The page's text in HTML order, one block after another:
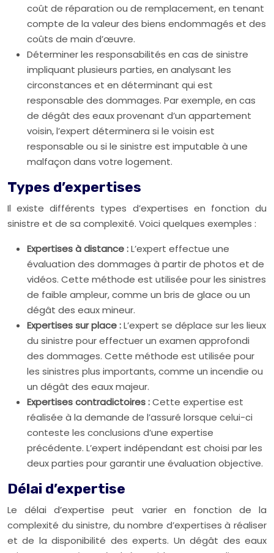
coût de réparation ou de remplacement, en tenant
compte de la valeur des biens endommagés et des
coûts de main d’œuvre.
Déterminer les responsabilités en cas de sinistre
impliquant plusieurs parties, en analysant les
circonstances et en déterminant qui est
responsable des dommages. Par exemple, en cas
de dégât des eaux provenant d’un appartement
voisin, l’expert déterminera si le voisin est
responsable ou si le sinistre est imputable à une
malfaçon dans votre logement.
Types d’expertises
Il existe différents types d’expertises en fonction du
sinistre et de sa complexité. Voici quelques exemples :
Expertises à distance :L’expert effectue une
évaluation des dommages à partir de photos et de
vidéos. Cette méthode est utilisée pour les sinistres
de faible ampleur, comme un bris de glace ou un
dégât des eaux mineur.
Expertises sur place :L’expert se déplace sur les lieux
du sinistre pour effectuer un examen approfondi
des dommages. Cette méthode est utilisée pour
les sinistres plus importants, comme un incendie ou
un dégât des eaux majeur.
Expertises contradictoires :Cette expertise est
réalisée à la demande de l’assuré lorsque celui-ci
conteste les conclusions d’une expertise
précédente. L’expert indépendant est choisi par les
deux parties pour garantir une évaluation objective.
Délai d’expertise
Le délai d’expertise peut varier en fonction de la
complexité du sinistre, du nombre d’expertises à réaliser
et de la disponibilité des experts. Un dégât des eaux